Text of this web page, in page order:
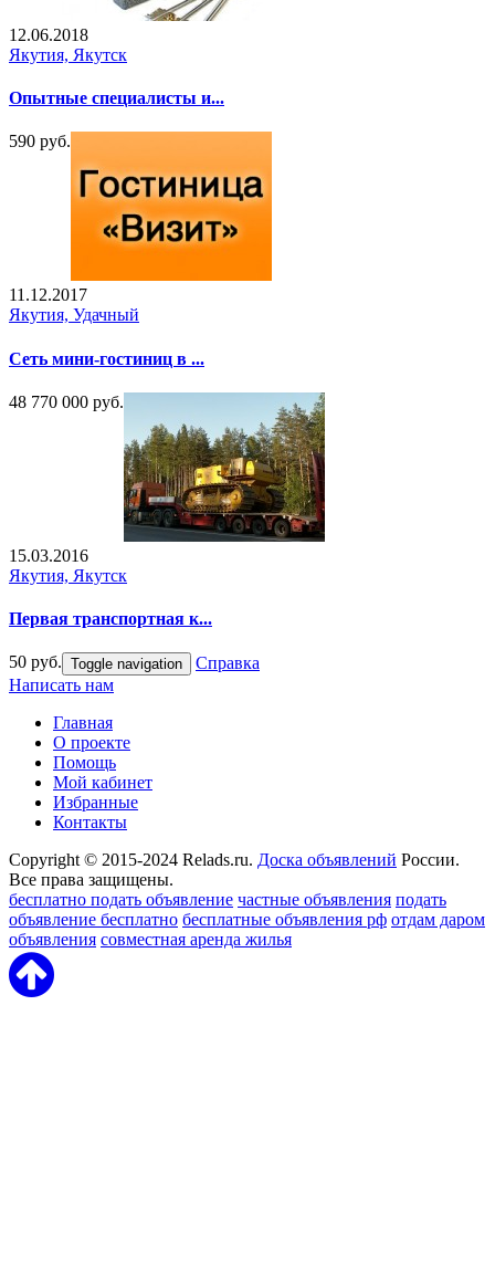
12.06.2018
Якутия, Якутск
Опытные специалисты и...
590 руб.
11.12.2017
Якутия, Удачный
Сеть мини-гостиниц в ...
48 770 000 руб.
15.03.2016
Якутия, Якутск
Первая транспортная к...
50 руб. Toggle navigation
Справка
Написать нам
Главная
О проекте
Помощь
Мой кабинет
Избранные
Контакты
Copyright © 2015-2024 Relads.ru. Доска объявлений России.
Все права защищены.
бесплатно подать объявление частные объявления подать
объявление бесплатно бесплатные объявления рф отдам даром
объявления совместная аренда жилья